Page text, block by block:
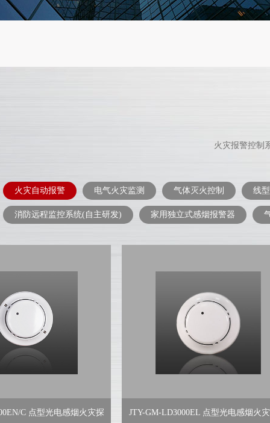
火灾报警控制
火灾自动报警 电气火灾监测 气体灭火控制 线
消防远程监控系统(自主研发) 家用独立式感烟报警器
点型光电感烟火灾探 JTY-GM-LD3000EL 点型光电感烟火灾探测